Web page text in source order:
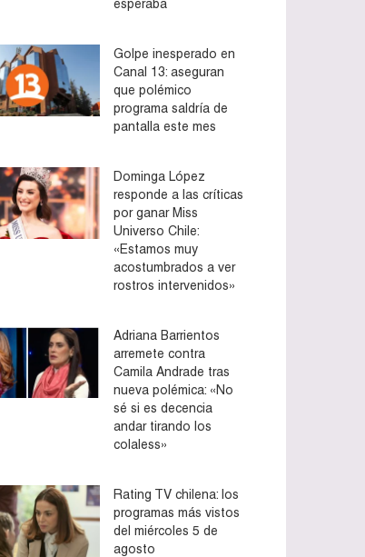
esperaba
Golpe inesperado en
Canal 13: aseguran
que polémico
programa saldría de
pantalla este mes
Dominga López
responde a las críticas
por ganar Miss
Universo Chile:
«Estamos muy
acostumbrados a ver
rostros intervenidos»
Adriana Barrientos
arremete contra
Camila Andrade tras
nueva polémica: «No
sé si es decencia
andar tirando los
colaless»
Rating TV chilena: los
programas más vistos
del miércoles 5 de
agosto